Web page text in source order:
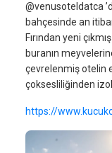
@venusoteldatca
bahçesinde an
Fırından yeni
buranın
çevrelenmiş otelin
çoksesliliğinden
https://